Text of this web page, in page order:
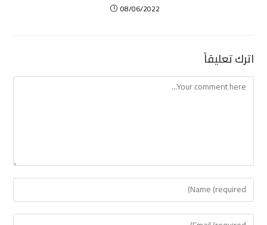
08/06/2022
اترك تعليقاً